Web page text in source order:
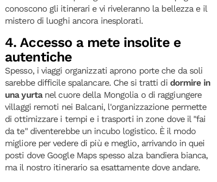
conoscono gli itinerari e vi riveleranno la bellezza e il
mistero di luoghi ancora inesplorati.
4. Accesso a mete insolite e
autentiche
Spesso, i viaggi organizzati aprono porte che da soli
sarebbe difficile spalancare. Che si tratti di dormire in
una yurtanel cuore della Mongolia o di raggiungere
villaggi remoti nei Balcani, l'organizzazione permette
di ottimizzare i tempi e i trasporti in zone dove il "fai
da te" diventerebbe un incubo logistico. È il modo
migliore per vedere di più e meglio, arrivando in quei
posti dove Google Maps spesso alza bandiera bianca,
ma il nostro itinerario sa esattamente dove andare.